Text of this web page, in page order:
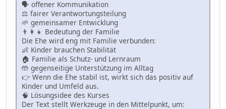
🗣 offener Kommunikation
⚖️ fairer Verantwortungsteilung
🌱 gemeinsamer Entwicklung
👨👩👧 Bedeutung der Familie
Die Ehe wird eng mit Familie verbunden:
👶 Kinder brauchen Stabilität
🏠 Familie als Schutz- und Lernraum
🤲 gegenseitige Unterstützung im Alltag
👉 Wenn die Ehe stabil ist, wirkt sich das positiv auf
Kinder und Umfeld aus.
🧠 Lösungsidee des Kurses
Der Text stellt Werkzeuge in den Mittelpunkt, um: